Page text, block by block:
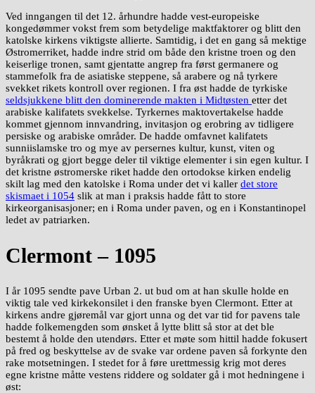
Ved inngangen til det 12. århundre hadde vest-europeiske
kongedømmer vokst frem som betydelige maktfaktorer og blitt den
katolske kirkens viktigste allierte. Samtidig, i det en gang så mektige
Østromerriket, hadde indre strid om både den kristne troen og den
keiserlige tronen, samt gjentatte angrep fra først germanere og
stammefolk fra de asiatiske steppene, så arabere og nå tyrkere
svekket rikets kontroll over regionen. I fra øst hadde de tyrkiske
seldsjukkene blitt den dominerende makten i Midtøsten etter det
arabiske kalifatets svekkelse. Tyrkernes maktovertakelse hadde
kommet gjennom innvandring, invitasjon og erobring av tidligere
persiske og arabiske områder. De hadde omfavnet kalifatets
sunniislamske tro og mye av persernes kultur, kunst, viten og
byråkrati og gjort begge deler til viktige elementer i sin egen kultur. I
det kristne østromerske riket hadde den ortodokse kirken endelig
skilt lag med den katolske i Roma under det vi kaller det store
skismaet i 1054 slik at man i praksis hadde fått to store
kirkeorganisasjoner; en i Roma under paven, og en i Konstantinopel
ledet av patriarken.
Clermont – 1095
I år 1095 sendte pave Urban 2. ut bud om at han skulle holde en
viktig tale ved kirkekonsilet i den franske byen Clermont. Etter at
kirkens andre gjøremål var gjort unna og det var tid for pavens tale
hadde folkemengden som ønsket å lytte blitt så stor at det ble
bestemt å holde den utendørs. Etter et møte som hittil hadde fokusert
på fred og beskyttelse av de svake var ordene paven så forkynte den
rake motsetningen. I stedet for å føre urettmessig krig mot deres
egne kristne måtte vestens riddere og soldater gå i mot hedningene i
øst: